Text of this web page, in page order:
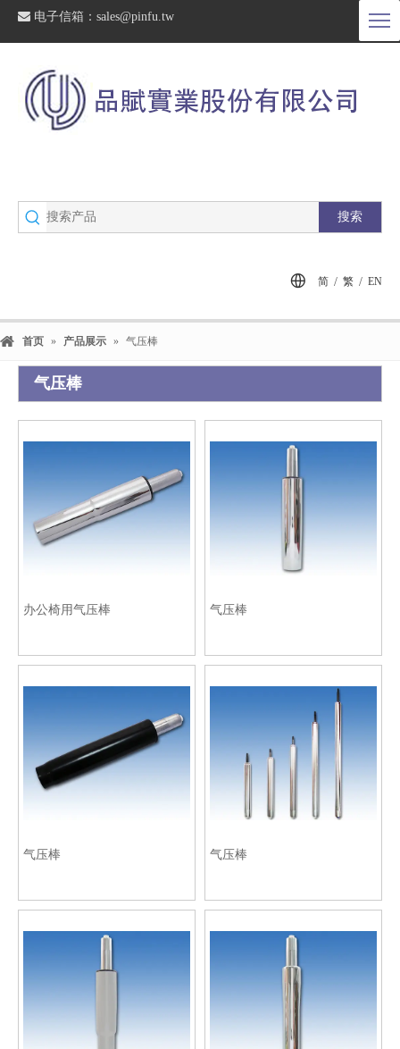
 电子信箱： sales@pinfu.tw
搜索
简 / 繁 / EN
首页 » 产品展示 » 气压棒
气压棒
办公椅用气压棒 气压棒
气压棒 气压棒